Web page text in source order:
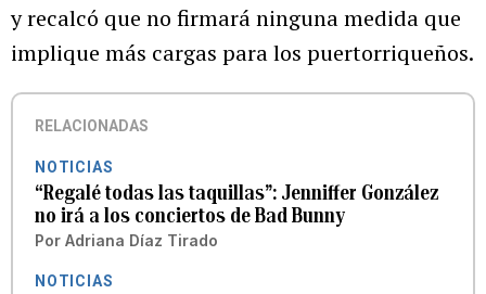
y recalcó que no firmará ninguna medida que
implique más cargas para los puertorriqueños.
RELACIONADAS
NOTICIAS
“Regalé todas las taquillas”: Jenniffer González
no irá a los conciertos de Bad Bunny
Por Adriana Díaz Tirado
NOTICIAS